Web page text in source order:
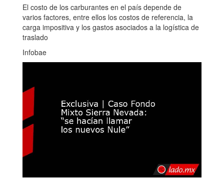
El costo de los carburantes en el país depende de
varios factores, entre ellos los costos de referencia, la
carga impositiva y los gastos asociados a la logística de
traslado
Infobae